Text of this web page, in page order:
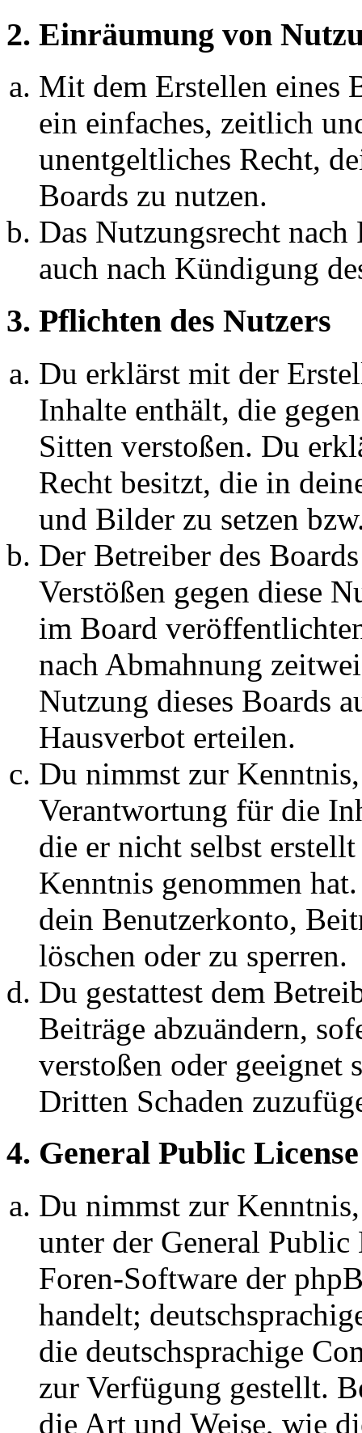
2. Einräumung von
Mit dem Erstellen eines
ein einfaches, zeitlich
unentgeltliches Recht,
Boards zu nutzen.
Das Nutzungsrecht
auch nach Kündigung
3. Pflichten des Nutzers
Du erklärst mit der
Inhalte enthält, die
Sitten verstoßen. Du
Recht besitzt, die in
und Bilder zu setzen
Der Betreiber des
Verstößen gegen diese
im Board
nach Abmahnung
Nutzung dieses Boards
Hausverbot erteilen.
Du nimmst zur
Verantwortung für die
die er nicht selbst
Kenntnis genommen
dein Benutzerkonto,
löschen oder zu sperren.
Du gestattest dem
Beiträge abzuändern,
verstoßen oder geeignet
Dritten Schaden
4. General Public License
Du nimmst zur
unter der General
Foren-Software der
handelt;
die deutschsprachige
zur Verfügung gestellt.
die Art und Weise, wie